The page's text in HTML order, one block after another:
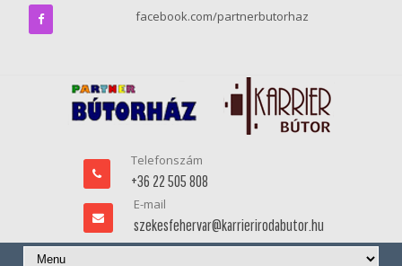
facebook.com/partnerbutorhaz
Telefonszám
+36 22 505 808
E-mail
szekesfehervar@karrierirodabutor.hu